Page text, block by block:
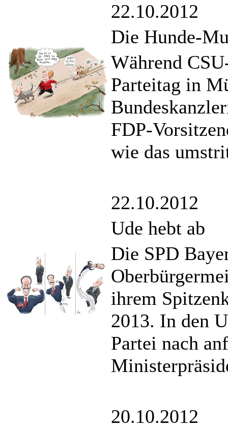
22.10.2012
Die Hunde-
Während
Parteitag in
FDP-
wie das
22.10.2012
Ude hebt ab
Die SPD
ihrem
2013. In den
Partei nach
20.10.2012